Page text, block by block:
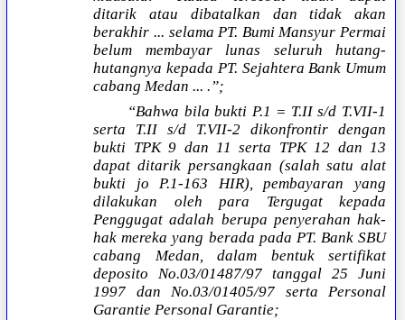
ditarik atau dibatalkan dan tidak akan
berakhir ... selama PT. Bumi Mansyur Permai
belum membayar lunas seluruh hutang-
hutangnya kepada PT. Sejahtera Bank Umum
cabang Medan ... .”;
“Bahwa bila bukti P.1 = T.II s/d T.VII-1
serta T.II s/d T.VII-2 dikonfrontir dengan
bukti TPK 9 dan 11 serta TPK 12 dan 13
dapat ditarik persangkaan (salah satu alat
bukti jo P.1-163 HIR), pembayaran yang
dilakukan oleh para Tergugat kepada
Penggugat adalah berupa penyerahan hak-
hak mereka yang berada pada PT. Bank SBU
cabang Medan, dalam bentuk sertifikat
deposito No.03/01487/97 tanggal 25 Juni
1997 dan No.03/01405/97 serta Personal
Garantie Personal Garantie;